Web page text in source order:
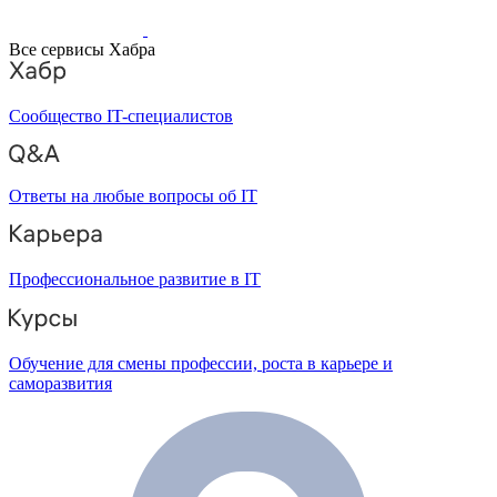
Все сервисы Хабра
Сообщество IT-специалистов
Ответы на любые вопросы об IT
Профессиональное развитие в IT
Обучение для смены профессии, роста в карьере и
саморазвития